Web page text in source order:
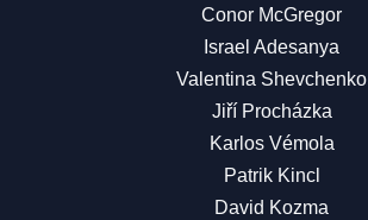
Conor McGregor
Israel Adesanya
Valentina Shevchenko
Jiří Procházka
Karlos Vémola
Patrik Kincl
David Kozma